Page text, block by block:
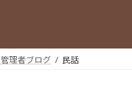
管理者ブログ 民話